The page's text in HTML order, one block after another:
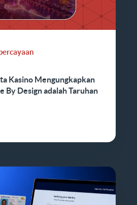
Kasino Mengungkapkan
By Design adalah Taruhan